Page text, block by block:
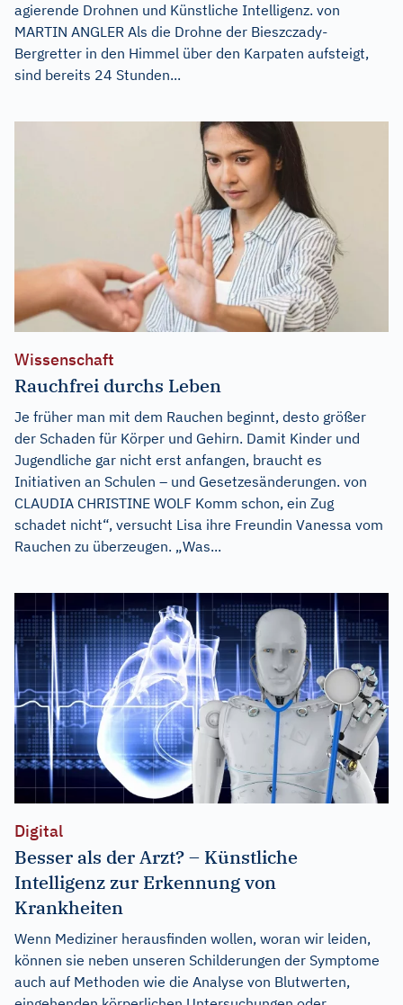
agierende Drohnen und Künstliche Intelligenz. von
MARTIN ANGLER Als die Drohne der Bieszczady-
Bergretter in den Himmel über den Karpaten aufsteigt,
sind bereits 24 Stunden...
Wissenschaft
Rauchfrei durchs Leben
Je früher man mit dem Rauchen beginnt, desto größer
der Schaden für Körper und Gehirn. Damit Kinder und
Jugendliche gar nicht erst anfangen, braucht es
Initiativen an Schulen – und Gesetzesänderungen. von
CLAUDIA CHRISTINE WOLF Komm schon, ein Zug
schadet nicht“, versucht Lisa ihre Freundin Vanessa vom
Rauchen zu überzeugen. „Was...
Digital
Besser als der Arzt? – Künstliche
Intelligenz zur Erkennung von
Krankheiten
Wenn Mediziner herausfinden wollen, woran wir leiden,
können sie neben unseren Schilderungen der Symptome
auch auf Methoden wie die Analyse von Blutwerten,